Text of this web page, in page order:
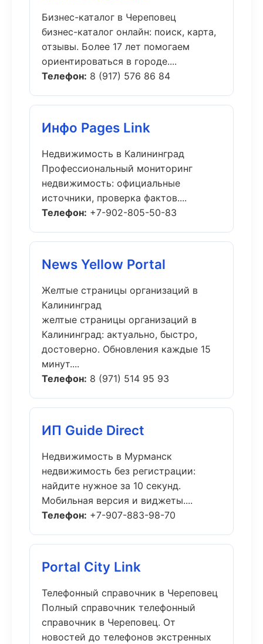
Бизнес-каталог в Череповец
бизнес-каталог онлайн: поиск, карта,
отзывы. Более 17 лет помогаем
ориентироваться в городе....
Телефон: 8 (917) 576 86 84
Инфо Pages Link
Недвижимость в Калининград
Профессиональный мониторинг
недвижимость: официальные
источники, проверка фактов....
Телефон: +7-902-805-50-83
News Yellow Portal
Желтые страницы организаций в
Калининград
желтые страницы организаций в
Калининград: актуально, быстро,
достоверно. Обновления каждые 15
минут....
Телефон: 8 (971) 514 95 93
ИП Guide Direct
Недвижимость в Мурманск
недвижимость без регистрации:
найдите нужное за 10 секунд.
Мобильная версия и виджеты....
Телефон: +7-907-883-98-70
Portal City Link
Телефонный справочник в Череповец
Полный справочник телефонный
справочник в Череповец. От
новостей до телефонов экстренных